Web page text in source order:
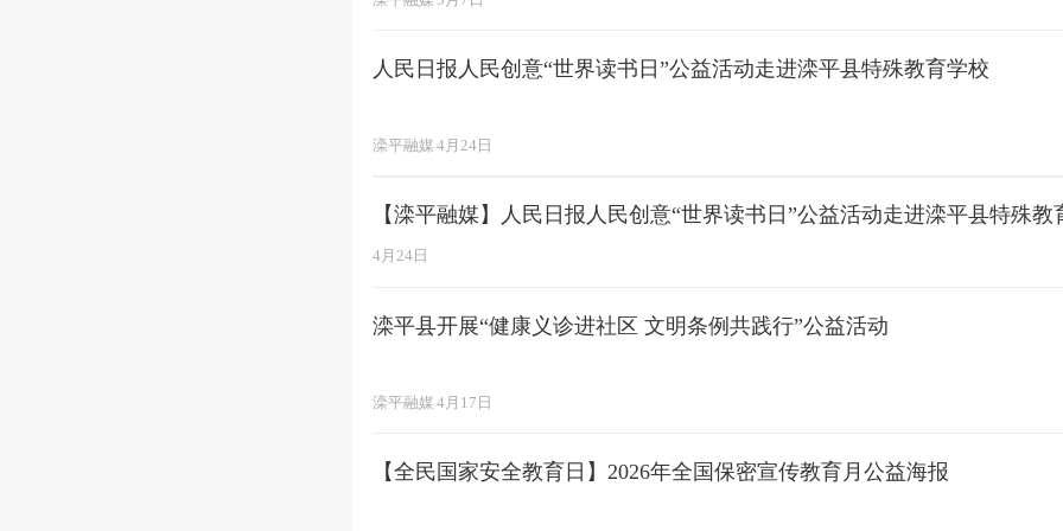
人民日报人民创意“世界读书日”公益活动走进滦平县特殊教育学校
滦平融媒 4月24日
【滦平融媒】人民日报人民创意“世界读书日”公益活动走进滦平县特殊教
4月24日
滦平县开展“健康义诊进社区 文明条例共践行”公益活动
滦平融媒 4月17日
【全民国家安全教育日】2026年全国保密宣传教育月公益海报